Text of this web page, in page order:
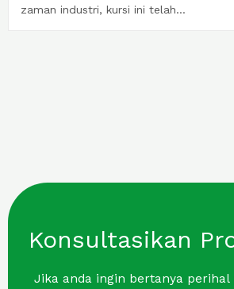
zaman industri, kursi ini telah...
Konsultasikan
Jika anda ingin bertanya